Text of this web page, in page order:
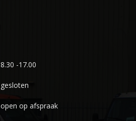
8.30 -17.00
gesloten
open op afspraak